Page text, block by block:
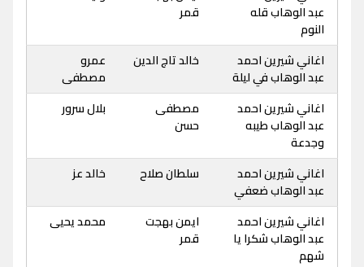
عبد الوهاب قله
النوم
قمر
اغاني شيرين احمد
عبد الوهاب في ليلة
خالد تاج الدين
عمرو
مصطفى
اغاني شيرين احمد
عبد الوهاب طيبه
وجدعة
مصطفى
حسن
بلال سرور
اغاني شيرين احمد
عبد الوهاب ضعفي
سلطان صلاح خالد عز
اغاني شيرين احمد
عبد الوهاب شكرا يا
شهم
ايمن بهجت
قمر
محمد يحيى